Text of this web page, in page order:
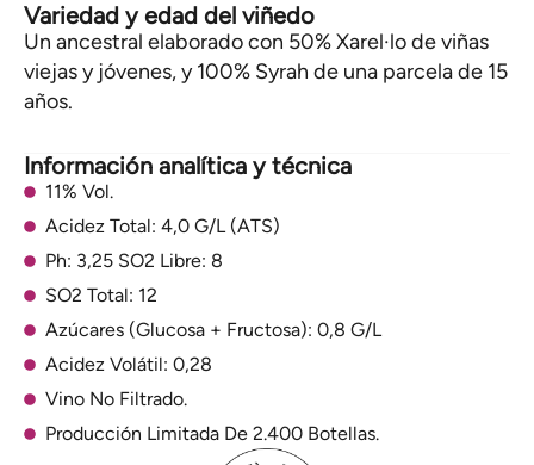
Variedad y edad del viñedo
Un ancestral elaborado con 50% Xarel·lo de viñas
viejas y jóvenes, y 100% Syrah de una parcela de 15
años.
Información analítica y técnica
11% Vol.
Acidez Total: 4,0 G/L (ATS)
Ph: 3,25 SO2 Libre: 8
SO2 Total: 12
Azúcares (Glucosa + Fructosa): 0,8 G/L
Acidez Volátil: 0,28
Vino No Filtrado.
Producción Limitada De 2.400 Botellas.